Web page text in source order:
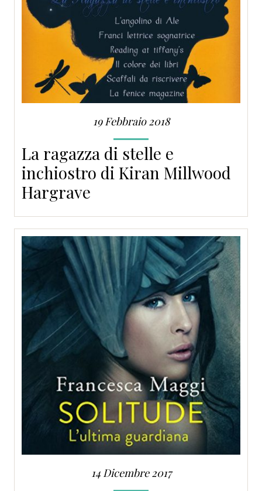
19 Febbraio 2018
La ragazza di stelle e
inchiostro di Kiran Millwood
Hargrave
14 Dicembre 2017